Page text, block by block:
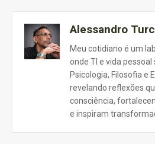
Alessandro
Meu cotidiano é um
onde TI e vida
Psicologia, Filosofia e
revelando reflexões
consciência,
e inspiram